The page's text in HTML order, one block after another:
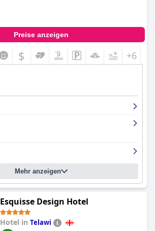
Preise anzeigen
$ +6
Mehr anzeigen
Esquisse Design Hotel
Hotel in Telawi